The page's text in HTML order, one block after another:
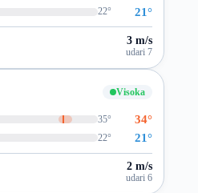
22° 21°
3 m/s
udari 7
Visoka
35° 34°
22° 21°
2 m/s
udari 6